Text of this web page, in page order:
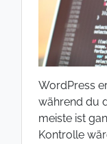
WordPress
während du
meiste ist
Kontrolle